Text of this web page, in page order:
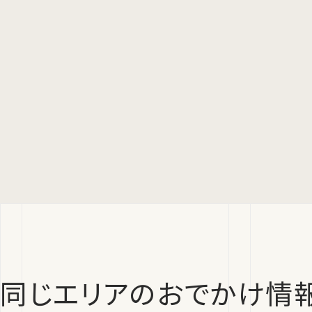
同じエリアのおでかけ情